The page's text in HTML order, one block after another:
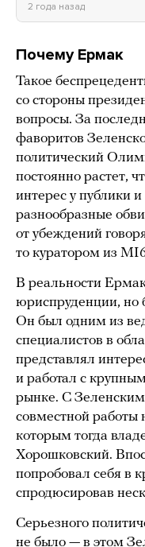
2 года назад
Почему Ермак
Такое
со стороны
вопросы. За
фаворитов
политический
постоянно растет,
интерес у публики
разнообразные
от убеждений
то куратором из
В реальности
юриспруденции, но
Он был одним из
специалистов в
представлял
и работал с
рынке. С
совместной работы
которым тогда
Хорошковский.
попробовал себя в
спродюсировав
Серьезного
не было — в этом